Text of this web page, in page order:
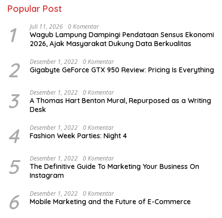
Popular Post
1 Juli 11, 2026 0 Komentar
Wagub Lampung Dampingi Pendataan Sensus Ekonomi
2026, Ajak Masyarakat Dukung Data Berkualitas
2 Desember 1, 2022 0 Komentar
Gigabyte GeForce GTX 950 Review: Pricing Is Everything
3 Desember 1, 2022 0 Komentar
A Thomas Hart Benton Mural, Repurposed as a Writing
Desk
4 Desember 1, 2022 0 Komentar
Fashion Week Parties: Night 4
5 Desember 1, 2022 0 Komentar
The Definitive Guide To Marketing Your Business On
Instagram
6 Desember 1, 2022 0 Komentar
Mobile Marketing and the Future of E-Commerce